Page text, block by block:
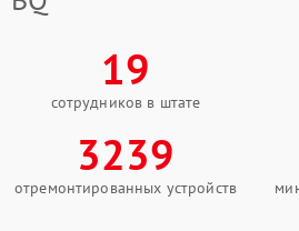
19
сотрудников в штате
3239
отремонтированных устройств